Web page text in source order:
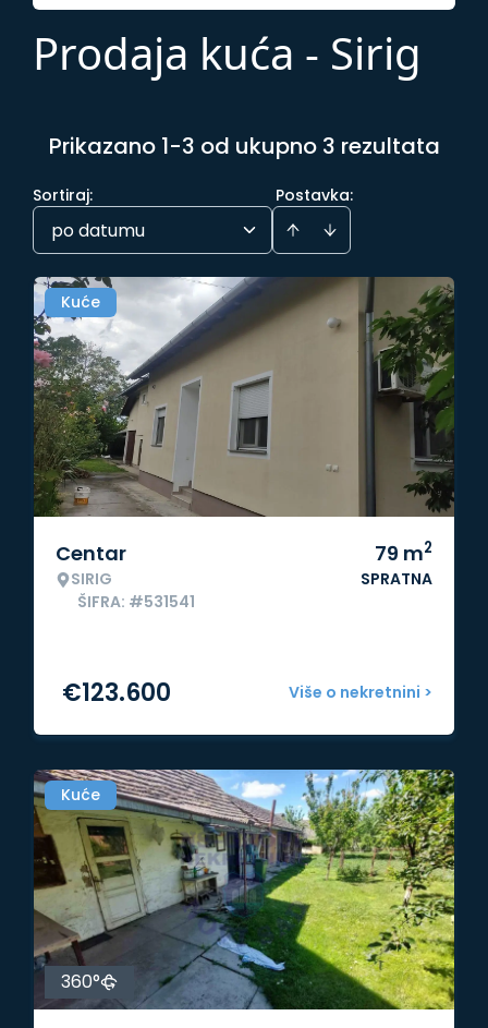
Prodaja kuća - Sirig
Prikazano 1-3 od ukupno 3 rezultata
Postavka:
Sortiraj:
po datumu
Kuće
Centar
SIRIG
ŠIFRA: #531541
79 m2
SPRATNA
Više o nekretnini >
€123.600
Kuće
360°